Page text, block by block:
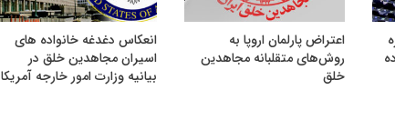
اعتراض پارلمان اروپا به
روش‌های متقلبانه مجاهدین
خلق
انعکاس دغدغه خانواده های
اسیران مجاهدین خلق در
بیانیه وزارت امور خارجه آمریکا